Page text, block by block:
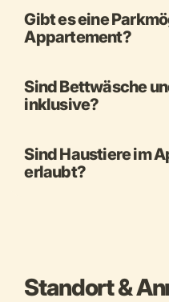
Gibt es eine
Appartement?
Sind Bettwäsche
inklusive?
Sind Haustiere im
erlaubt?
Standort &